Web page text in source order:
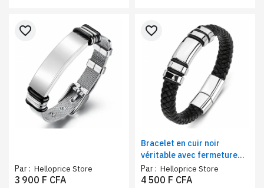
Par : Helloprice Store
favorite_border
3 900 F CFA
Bracelet en cuir noir
véritable avec fermeture
magnétique en acier
inoxydable - Argent
Par : Helloprice Store
favorite_border
4 500 F CFA